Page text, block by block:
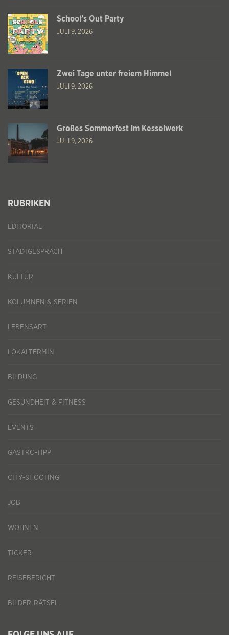
School’s Out Party
JULI 9, 2026
Zwei Tage unter freiem Himmel
JULI 9, 2026
Großes Sommerfest im Kesselwerk
JULI 9, 2026
RUBRIKEN
EDITORIAL
STADTGESPRÄCH
KULTUR
KOLUMNEN & SERIEN
LEBENSART
LOKALTERMIN
BILDUNG
GESUNDHEIT & FITNESS
EVENTS
GASTRO-TIPP
CITY-SHOOTING
JOB
WOHNEN
TICKER
REISEBERICHT
BILDER-RÄTSEL